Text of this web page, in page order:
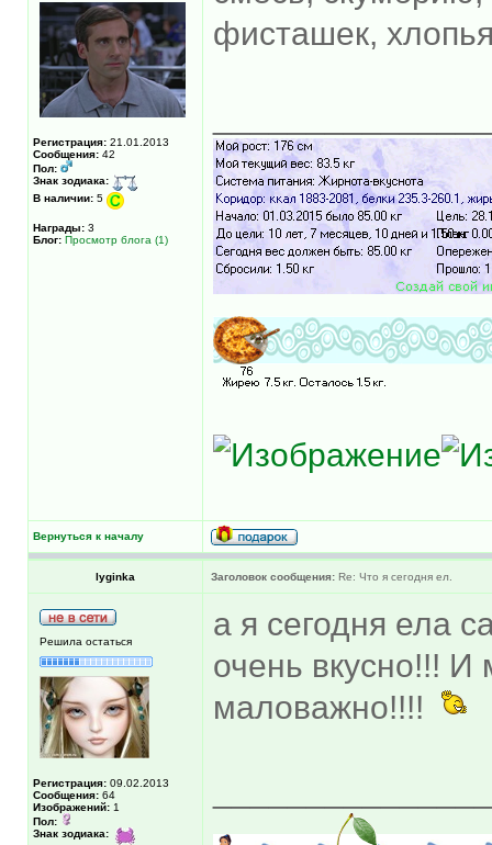
Регистрация: 21.01.2013
Сообщения: 42
Пол:
Знак зодиака:
В наличии: 5
Награды: 3
Блог: Просмотр блога (1)
фисташек,
Вернуться к началу
lyginka Заголовок сообщения: Re: Что я сегодня ел.
Решила остаться
Регистрация: 09.02.2013
Сообщения: 64
Изображений: 1
Пол:
Знак зодиака:
а я сегодня ела
очень вкусно!!! И
маловажно!!!!